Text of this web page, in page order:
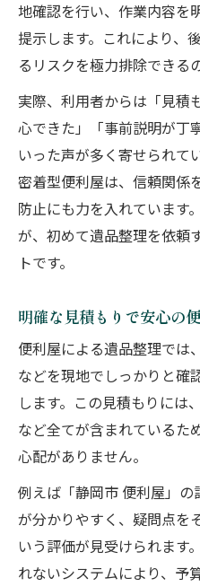
地確認を行い、作業内容を
提示します。これにより、
るリスクを極力排除できる
実際、利用者からは「見積
心できた」「事前説明が丁
いった声が多く寄せられて
密着型便利屋は、信頼関係
防止にも力を入れています
が、初めて遺品整理を依頼
トです。
明確な見積もりで安心の
便利屋による遺品整理では
などを現地でしっかりと確
します。この見積もりには
など全てが含まれているた
心配がありません。
例えば「静岡市 便利屋」
が分かりやすく、疑問点を
いう評価が見受けられます
れないシステムにより、予